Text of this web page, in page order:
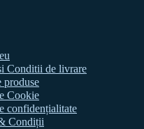
Conditii de livrare
produse
Cookie
confidențialitate
Condiții